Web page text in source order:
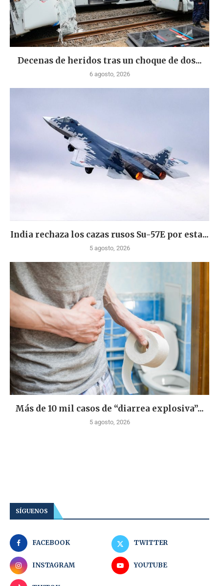
Decenas de heridos tras un choque de dos...
6 agosto, 2026
India rechaza los cazas rusos Su-57E por esta...
5 agosto, 2026
Más de 10 mil casos de “diarrea explosiva”...
5 agosto, 2026
SÍGUENOS
FACEBOOK TWITTER
INSTAGRAM YOUTUBE